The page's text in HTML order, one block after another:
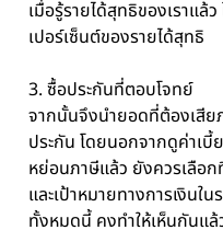
เมื่อรู้รายได้สุทธิของเราแ
เปอร์เซ็นต์ของรายได้สุทธิ
3. ซื้อประกันที่ตอบโจทย์
จากนั้นจึงนำยอดที่ต้องเสีย
ประกัน โดยนอกจากดูค่าเบี้
หย่อนภาษีแล้ว ยังควรเลือ
และเป้าหมายทางการเงินใ
ทั้งหมดนี้ คงทำให้เห็นกันแ